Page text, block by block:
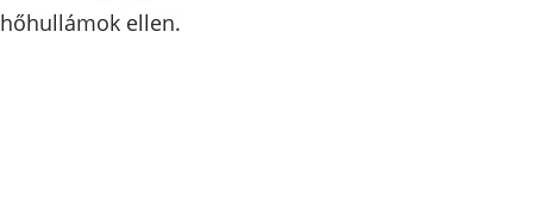
hőhullámok ellen.